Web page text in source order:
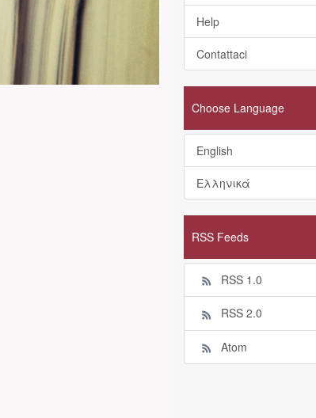
Help
Contattaci
Choose Language
English
Ελληνικά
RSS Feeds
RSS 1.0
RSS 2.0
Atom